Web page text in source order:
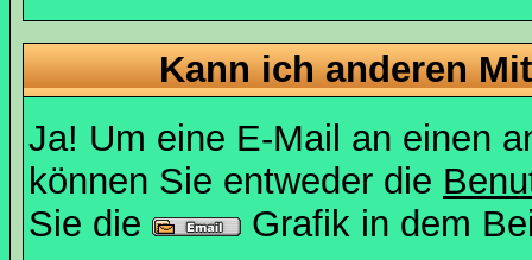
Kann ich anderen
Ja! Um eine E-Mail an einen
können Sie entweder die
Sie die
Grafik in dem